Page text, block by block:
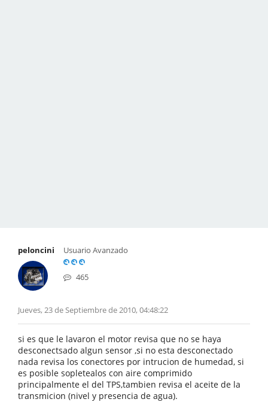
peloncini Usuario Avanzado
465
Jueves, 23 de Septiembre de 2010, 04:48:22
si es que le lavaron el motor revisa que no se haya
desconectsado algun sensor ,si no esta desconectado
nada revisa los conectores por intrucion de humedad, si
es posible sopletealos con aire comprimido
principalmente el del TPS,tambien revisa el aceite de la
transmicion (nivel y presencia de agua).